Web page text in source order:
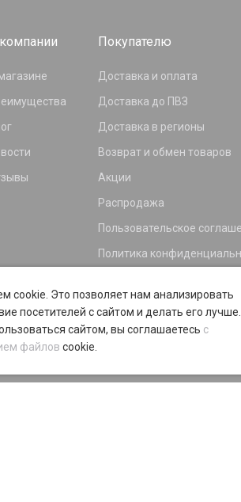
Покупателю
Доставка и оплата
Доставка до ПВЗ
Доставка в регионы
Возврат и обмен товаров
Акции
Распродажа
Пользовательское
Политика
Программа лояльности
cookie. Это позволяет нам анализировать
посетителей с сайтом и делать его лучше.
сайтом, вы соглашаетесь с
файлов cookie.